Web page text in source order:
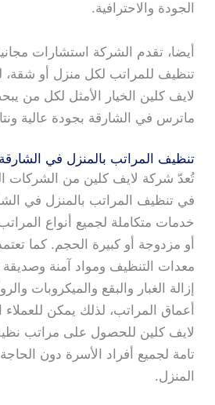
الجودة والاحترافية.
أيضا، تقدم الشركة استشارات
تنظيف للمراتب لكل منزل أو شقة،
لايف كلين الخيار الأمثل لكل من
ماترس في الشارقة بجودة عالية
تنظيف المراتب بالمنزل في الشارقة
تُعدّ شركة لايف كلين من الشركات
في تنظيف المراتب بالمنزل في
خدمات متكاملة لجميع أنواع
أو مزدوجة أو كبيرة الحجم. كما
معدات التنظيف ومواد آمنة وصديقة
إزالة الغبار والبقع والميكروبات
أعماق المراتب، لذلك يمكن
لايف كلين للحصول على مراتب
تامة لجميع أفراد الأسرة دون
المنزل.